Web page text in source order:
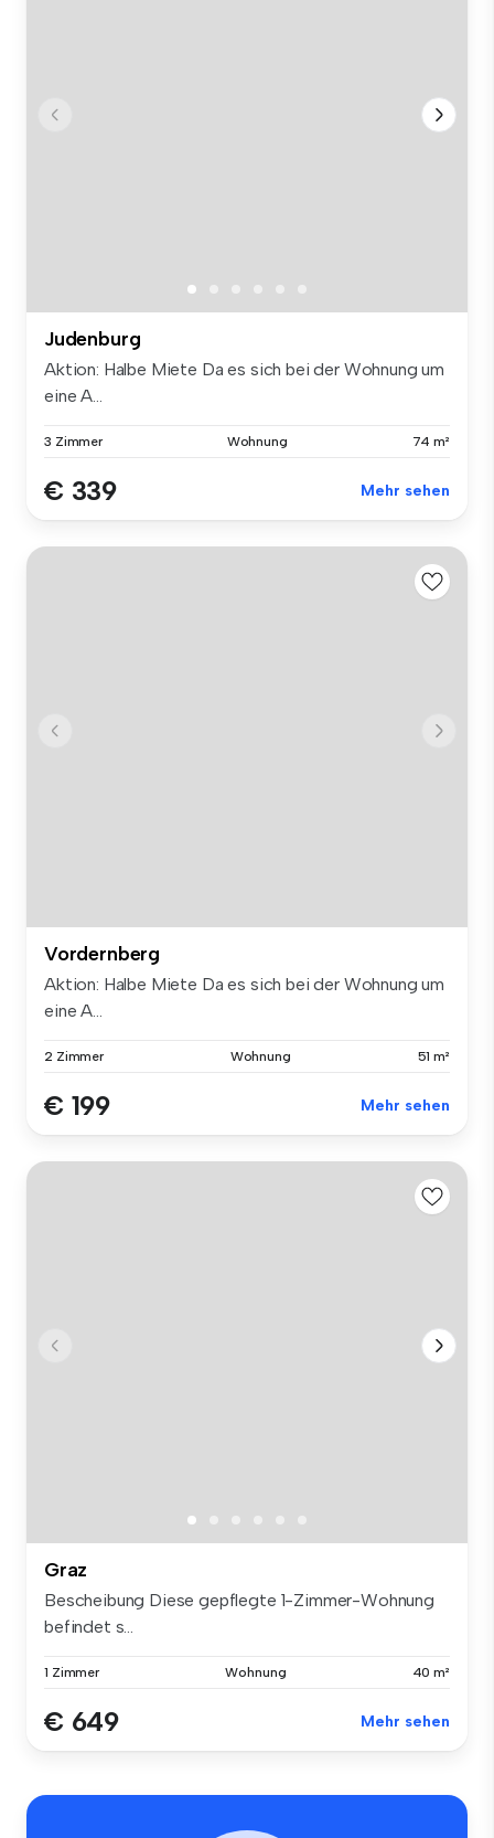
Judenburg
Aktion: Halbe Miete Da es sich bei der Wohnung um
eine A...
3 Zimmer Wohnung 74 m²
€ 339 Mehr sehen
Vordernberg
Aktion: Halbe Miete Da es sich bei der Wohnung um
eine A...
2 Zimmer Wohnung 51 m²
€ 199 Mehr sehen
Graz
Bescheibung Diese gepflegte 1-Zimmer-Wohnung
befindet s...
1 Zimmer Wohnung 40 m²
€ 649 Mehr sehen